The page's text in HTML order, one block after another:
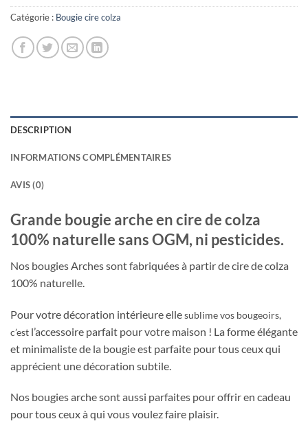
Catégorie : Bougie cire colza
DESCRIPTION
INFORMATIONS COMPLÉMENTAIRES
AVIS (0)
Grande bougie arche en cire de colza
100% naturelle sans OGM, ni pesticides.
Nos bougies Arches sont fabriquées à partir de cire de colza
100% naturelle.
Pour votre décoration intérieure ellesublime vos bougeoirs,
c’est l’accessoire parfait pour votre maison ! La forme élégante
et minimaliste de la bougie est parfaite pour tous ceux qui
apprécient une décoration subtile.
Nos bougies arche sont aussi parfaites pour offrir en cadeau
pour tous ceux à qui vous voulez faire plaisir.